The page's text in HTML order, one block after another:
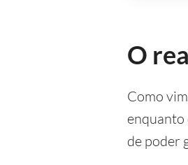
O
Como
enquanto
de poder